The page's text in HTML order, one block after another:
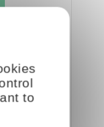
vuole dire
sottile e
nonché
to